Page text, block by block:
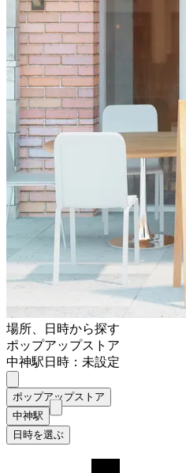
場所、日時から探す
ポップアップストア
中神駅日時：未設定
ポップアップストア
中神駅
日時を選ぶ